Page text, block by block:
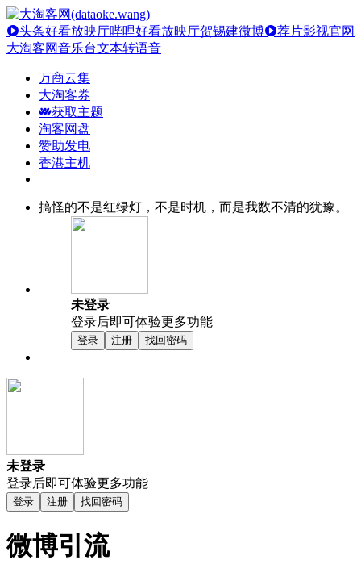
头条好看放映厅哔哩好看放映厅贺锡建微博
荐片影视官网
大淘客网音乐台文本转语音
万商云集
大淘客券
获取主题
淘客网盘
赞助发电
香港主机
搞怪的不是红绿灯，不是时机，而是我数不清的犹豫。
未登录
登录后即可体验更多功能
登录 注册 找回密码
未登录
登录后即可体验更多功能
登录 注册 找回密码
微博引流